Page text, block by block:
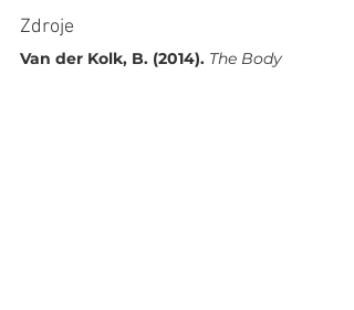
Zdroje
Van der Kolk, B. (2014). The Body